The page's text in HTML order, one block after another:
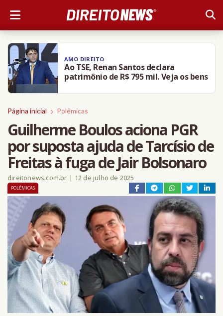
AMO DIREITO
Ao TSE, Renan Santos declara
patrimônio de R$ 795 mil. Veja os bens
Página inicial Polêmicas
Guilherme Boulos aciona PGR
por suposta ajuda de Tarcísio de
Freitas à fuga de Jair Bolsonaro
direitonews.com.br | 12 de julho de 2025
POLÊMICAS